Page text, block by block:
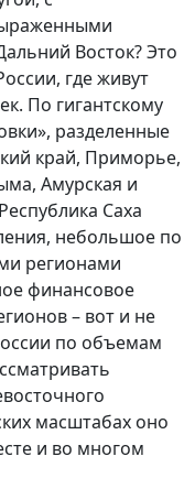
Восток? Это
где живут
По гигантскому
разделенные
край, Приморье,
Амурская и
Саха
небольшое по
регионами
финансовое
– вот и не
по объемам
масштабах оно
и во многом